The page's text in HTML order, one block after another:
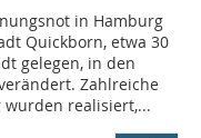
in Hamburg
Quickborn, etwa 30
gelegen, in den
Zahlreiche
realisiert,...